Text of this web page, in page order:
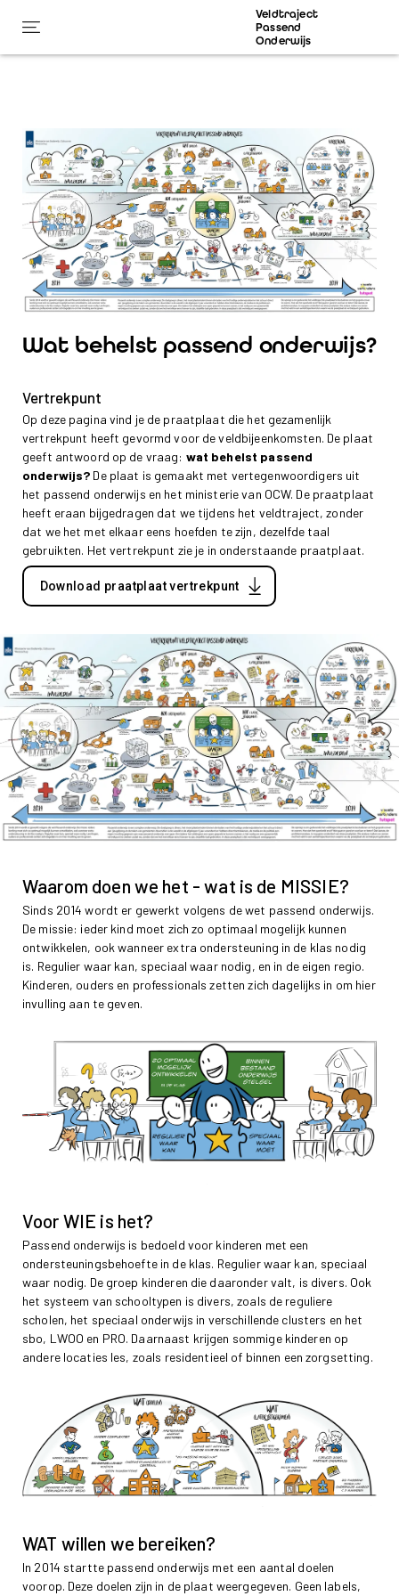
Veldtraject
Passend
Onderwijs
Wat behelst passend onderwijs?
Vertrekpunt
Op deze pagina vind je de praatplaat die het gezamenlijk
vertrekpunt heeft gevormd voor de veldbijeenkomsten. De plaat
geeft antwoord op de vraag: wat behelst passend
onderwijs? De plaat is gemaakt met vertegenwoordigers uit
het passend onderwijs en het ministerie van OCW. De praatplaat
heeft eraan bijgedragen dat we tijdens het veldtraject, zonder
dat we het met elkaar eens hoefden te zijn, dezelfde taal
gebruikten. Het vertrekpunt zie je in onderstaande praatplaat.
Download praatplaat vertrekpunt
Waarom doen we het - wat is de MISSIE?
Sinds 2014 wordt er gewerkt volgens de wet passend onderwijs.
De missie: ieder kind moet zich zo optimaal mogelijk kunnen
ontwikkelen, ook wanneer extra ondersteuning in de klas nodig
is. Regulier waar kan, speciaal waar nodig, en in de eigen regio.
Kinderen, ouders en professionals zetten zich dagelijks in om hier
invulling aan te geven.
Voor WIE is het?
Passend onderwijs is bedoeld voor kinderen met een
ondersteuningsbehoefte in de klas. Regulier waar kan, speciaal
waar nodig. De groep kinderen die daaronder valt, is divers. Ook
het systeem van schooltypen is divers, zoals de reguliere
scholen, het speciaal onderwijs in verschillende clusters en het
sbo, LWOO en PRO. Daarnaast krijgen sommige kinderen op
andere locaties les, zoals residentieel of binnen een zorgsetting.
WAT willen we bereiken?
In 2014 startte passend onderwijs met een aantal doelen
voorop. Deze doelen zijn in de plaat weergegeven. Geen labels,